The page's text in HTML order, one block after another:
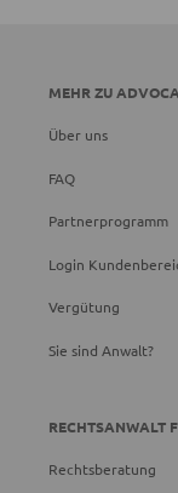
MEHR ZU
Über uns
FAQ
Partnerprogramm
Login
Vergütung
Sie sind Anwalt?
RECHTSANWALT
Rechtsberatung